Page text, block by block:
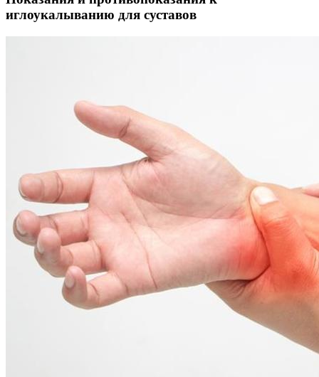
иглоукалыванию для суставов